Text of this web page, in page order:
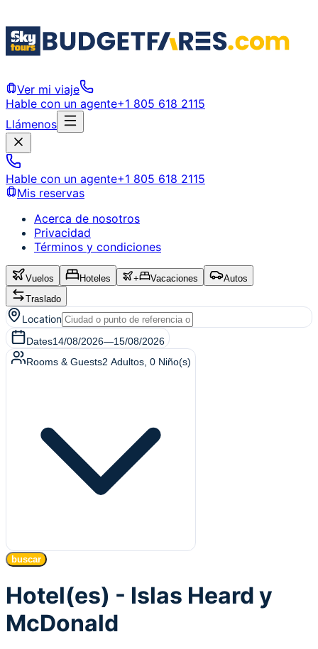
Ver mi viaje
Hable con un agente+1 805 618 2115
Llámenos
Hable con un agente+1 805 618 2115
Mis reservas
Acerca de nosotros
Privacidad
Términos y condiciones
Vuelos Hoteles + Vacaciones
Autos
Traslado
Location
Dates14/08/2026—15/08/2026
Rooms & Guests2 Adultos 0 Niño(s)
buscar
Hotel(es) - Islas Heard y
McDonald